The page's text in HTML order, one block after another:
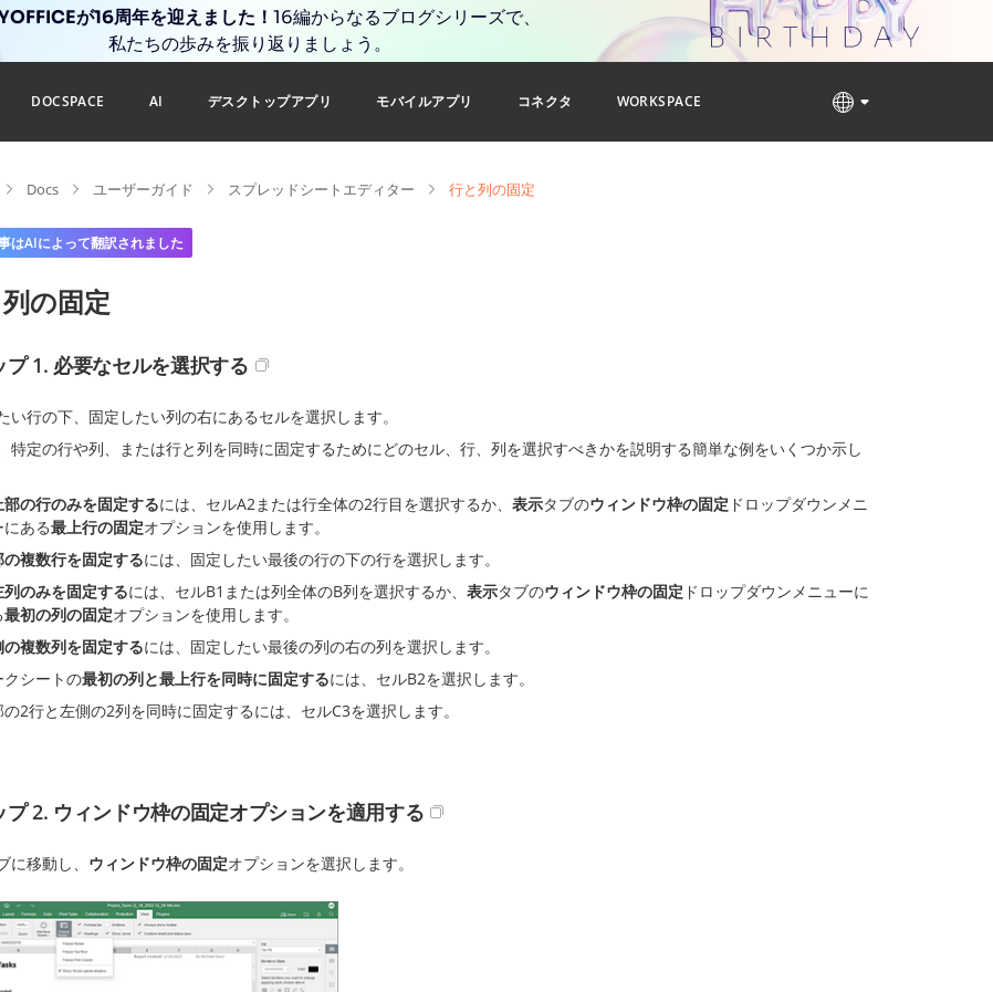
が16周年を迎えました！ 16編からなるブログシリーズで、
私たちの歩みを振り返りましょう。
DOCSPACE AI デスクトップアプリ モバイルアプリ コネクタ WORKSPACE
Docs ユーザーガイド スプレッドシートエディター 行と列の固定
はAIによって翻訳されました
の固定
プ 1. 必要なセルを選択する
い行の下、固定したい列の右にあるセルを選択します。
特定の行や列、または行と列を同時に固定するためにどのセル、行、列を選択すべきかを説明する簡単な例をいくつか示し
部の行のみを固定するには、セルA2または行全体の2行目を選択するか、 表示タブのウィンドウ枠の固定 ドロップダウンメニ
にある最上行の固定オプションを使用します。
の複数行を固定するには、固定したい最後の行の下の行を選択します。
列のみを固定するには、セルB1または列全体のB列を選択するか、 表示タブのウィンドウ枠の固定 ドロップダウンメニューに
最初の列の固定オプションを使用します。
の複数列を固定するには、固定したい最後の列の右の列を選択します。
クシートの最初の列と最上行を同時に固定するには、セルB2を選択します。
2行と左側の2列を同時に固定するには、セルC3を選択します。
プ 2. ウィンドウ枠の固定オプションを適用する
に移動し、 ウィンドウ枠の固定オプションを選択します。